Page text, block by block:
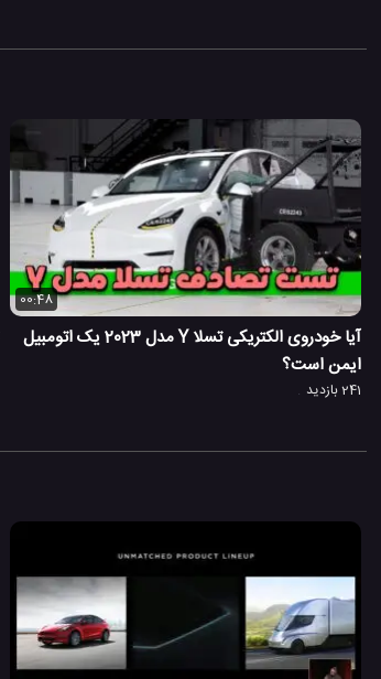
00:48
آیا خودروی الکتریکی تسلا Y مدل 2023 یک اتومبیل
ایمن است؟
241 بازدید